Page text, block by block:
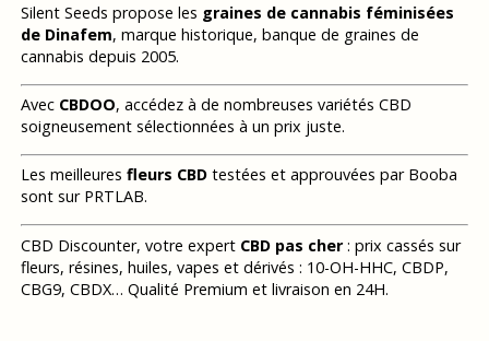
Silent Seeds propose les graines de cannabis féminisées
de Dinafem, marque historique, banque de graines de
cannabis depuis 2005.
Avec CBDOO, accédez à de nombreuses variétés CBD
soigneusement sélectionnées à un prix juste.
Les meilleures fleurs CBDtestées et approuvées par Booba
sont sur PRTLAB.
CBD Discounter, votre expert CBD pas cher: prix cassés sur
fleurs, résines, huiles, vapes et dérivés : 10-OH-HHC, CBDP,
CBG9, CBDX… Qualité Premium et livraison en 24H.